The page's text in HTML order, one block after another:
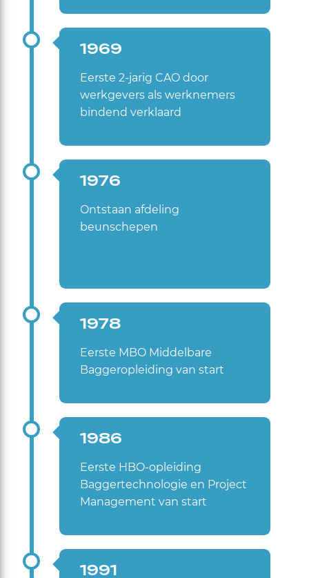
1969
Eerste 2-jarig CAO door
werkgevers als werknemers
bindend verklaard
1976
Ontstaan afdeling
beunschepen
1978
Eerste MBO Middelbare
Baggeropleiding van start
1986
Eerste HBO-opleiding
Baggertechnologie en Project
Management van start
1991